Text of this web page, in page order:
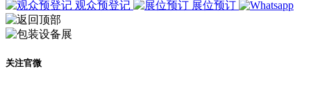
观众预登记
展位预订
关注官微